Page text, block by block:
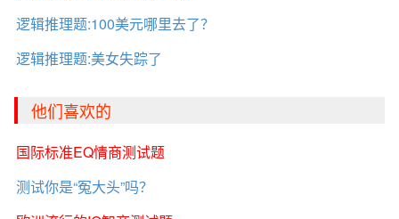
逻辑推理题:100美元哪里去了？
逻辑推理题:美女失踪了
他们喜欢的
国际标准EQ情商测试题
测试你是“冤大头”吗？